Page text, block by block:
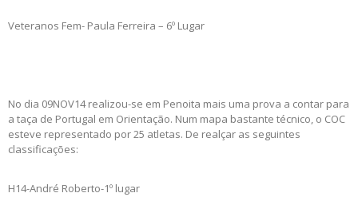
Veteranos Fem- Paula Ferreira – 6º Lugar
No dia 09NOV14 realizou-se em Penoita mais uma prova a contar para
a taça de Portugal em Orientação. Num mapa bastante técnico, o COC
esteve representado por 25 atletas. De realçar as seguintes
classificações:
H14-André Roberto-1º lugar